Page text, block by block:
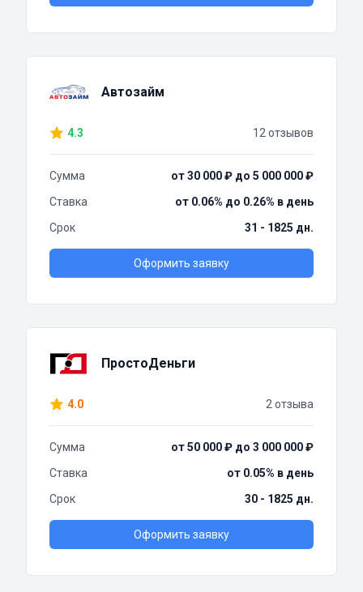
Автозайм
4.3 12 отзывов
Сумма
от 30 000 ₽ до 5 000 000 ₽
Ставка
от 0.06% до 0.26% в день
Срок
31 - 1825 дн.
Оформить заявку
ПростоДеньги
4.0 2 отзыва
Сумма
от 50 000 ₽ до 3 000 000 ₽
Ставка
от 0.05% в день
Срок
30 - 1825 дн.
Оформить заявку